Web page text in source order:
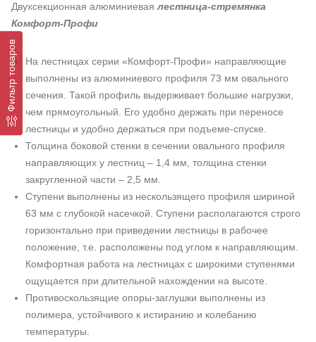
Фильтр товаров
Двухсекционная алюминиевая лестница-стремянка
Комфорт-Профи
На лестницах серии «Комфорт-Профи» направляющие
выполнены из алюминиевого профиля 73 мм овального
сечения. Такой профиль выдерживает большие нагрузки,
чем прямоугольный. Его удобно держать при переносе
лестницы и удобно держаться при подъеме-спуске.
Толщина боковой стенки в сечении овального профиля
направляющих у лестниц – 1,4 мм, толщина стенки
закругленной части – 2,5 мм.
Ступени выполнены из нескользящего профиля шириной
63 мм с глубокой насечкой. Ступени располагаются строго
горизонтально при приведении лестницы в рабочее
положение, т.е. расположены под углом к направляющим.
Комфортная работа на лестницах с широкими ступенями
ощущается при длительной нахождении на высоте.
Противоскользящие опоры-заглушки выполнены из
полимера, устойчивого к истиранию и колебанию
температуры.